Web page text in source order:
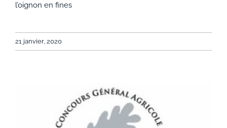
l’oignon en fines
21 janvier, 2020